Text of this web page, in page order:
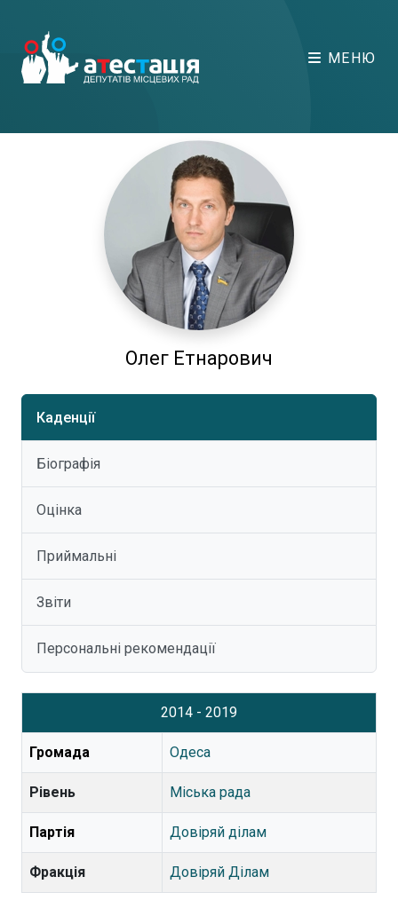
МЕНЮ
Олег Етнарович
Каденції
Біографія
Оцінка
Приймальні
Звіти
Персональні рекомендації
2014 - 2019
Громада Одеса
Рівень Міська рада
Партія Довіряй ділам
Фракція Довіряй Ділам